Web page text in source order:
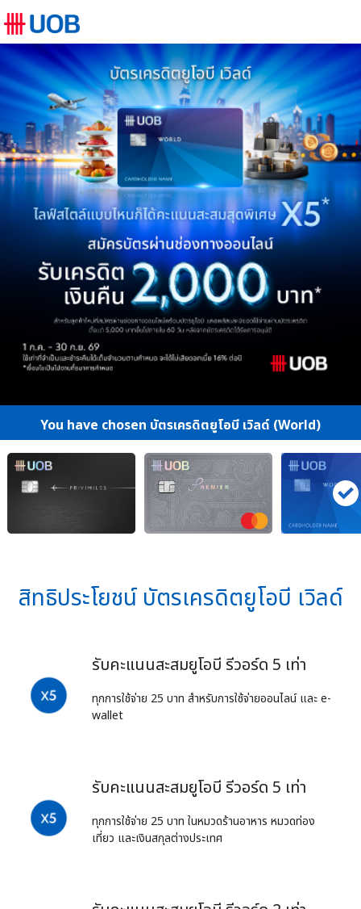
You have chosen บัตรเครดิตยูโอบี เวิลด์ (World)
สิทธิประโยชน์ บัตรเครดิตยูโอบี เวิลด์
รับคะแนนสะสมยูโอบี รีวอร์ด 5 เท่า
ทุกการใช้จ่าย 25 บาท สำหรับการใช้จ่ายออนไลน์ และ e-
wallet
รับคะแนนสะสมยูโอบี รีวอร์ด 5 เท่า
ทุกการใช้จ่าย 25 บาท ในหมวดร้านอาหาร หมวดท่อง
เที่ยว และเงินสกุลต่างประเทศ